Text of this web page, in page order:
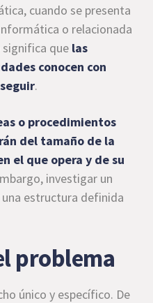
cuando se presenta
o relacionada
que las
conocen con
.
o procedimientos
del tamaño de la
el que opera y de su
investigar un
estructura definida
problema
único y específico. De